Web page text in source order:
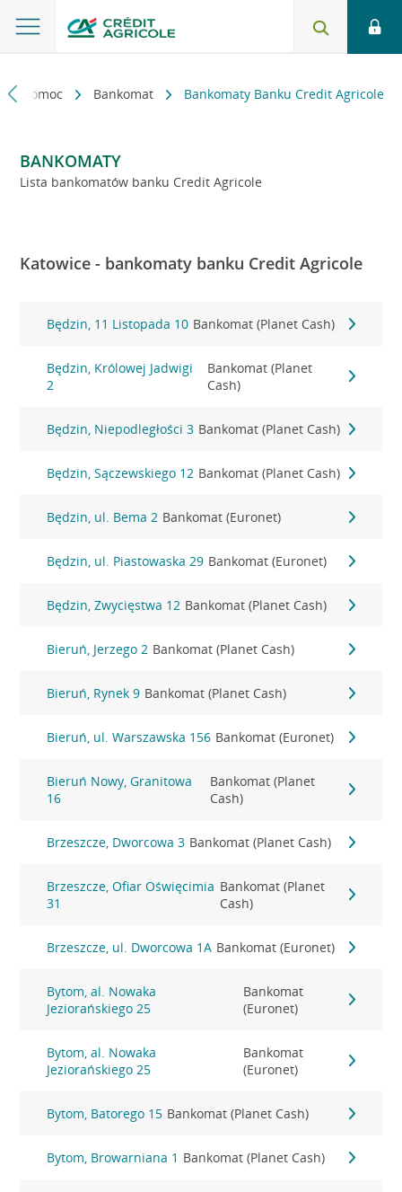
i pomoc Bankomat Bankomaty Banku Credit Agricole
BANKOMATY
Lista bankomatów banku Credit Agricole
Katowice - bankomaty banku Credit Agricole
Będzin, 11 Listopada 10 Bankomat (Planet Cash)
Będzin, Królowej Jadwigi
2
Bankomat (Planet
Cash)
Będzin, Niepodległości 3 Bankomat (Planet Cash)
Będzin, Sączewskiego 12 Bankomat (Planet Cash)
Będzin, ul. Bema 2 Bankomat (Euronet)
Będzin, ul. Piastowaska 29 Bankomat (Euronet)
Będzin, Zwycięstwa 12 Bankomat (Planet Cash)
Bieruń, Jerzego 2 Bankomat (Planet Cash)
Bieruń, Rynek 9 Bankomat (Planet Cash)
Bieruń, ul. Warszawska 156 Bankomat (Euronet)
Bieruń Nowy, Granitowa
16
Bankomat (Planet
Cash)
Brzeszcze, Dworcowa 3 Bankomat (Planet Cash)
Brzeszcze, Ofiar Oświęcimia
31
Bankomat (Planet
Cash)
Brzeszcze, ul. Dworcowa 1A Bankomat (Euronet)
Bytom, al. Nowaka
Jeziorańskiego 25
Bankomat
(Euronet)
Bytom, al. Nowaka
Jeziorańskiego 25
Bankomat
(Euronet)
Bytom, Batorego 15 Bankomat (Planet Cash)
Bytom, Browarniana 1 Bankomat (Planet Cash)